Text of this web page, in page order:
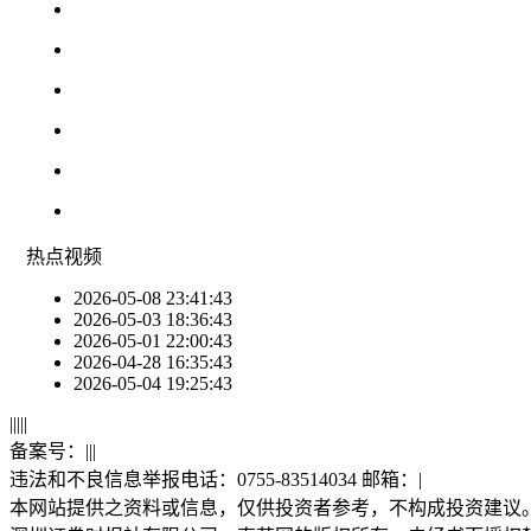
热点视频
2026-05-08 23:41:43
2026-05-03 18:36:43
2026-05-01 22:00:43
2026-04-28 16:35:43
2026-05-04 19:25:43
|||||
备案号： |||
违法和不良信息举报电话：0755-83514034 邮箱： |
本网站提供之资料或信息，仅供投资者参考，不构成投资建议